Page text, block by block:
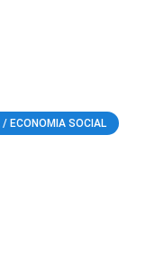
/ ECONOMIA SOCIAL